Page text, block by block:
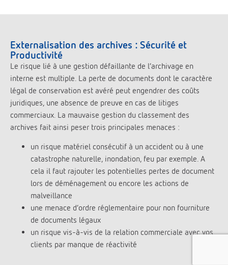
Externalisation des archives : Sécurité et
Productivité
Le risque lié à une gestion défaillante de l’archivage en
interne est multiple. La perte de documents dont le caractère
légal de conservation est avéré peut engendrer des coûts
juridiques, une absence de preuve en cas de litiges
commerciaux. La mauvaise gestion du classement des
archives fait ainsi peser trois principales menaces :
un risque matériel consécutif à un accident ou à une
catastrophe naturelle, inondation, feu par exemple. A
cela il faut rajouter les potentielles pertes de document
lors de déménagement ou encore les actions de
malveillance
une menace d’ordre réglementaire pour non fourniture
de documents légaux
un risque vis-à-vis de la relation commerciale avec vos
clients par manque de réactivité